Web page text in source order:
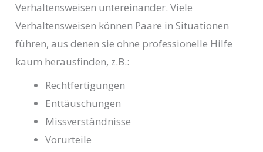
Verhaltensweisen untereinander. Viele
Verhaltensweisen können Paare in Situationen
führen, aus denen sie ohne professionelle Hilfe
kaum herausfinden, z.B.:
Rechtfertigungen
Enttäuschungen
Missverständnisse
Vorurteile